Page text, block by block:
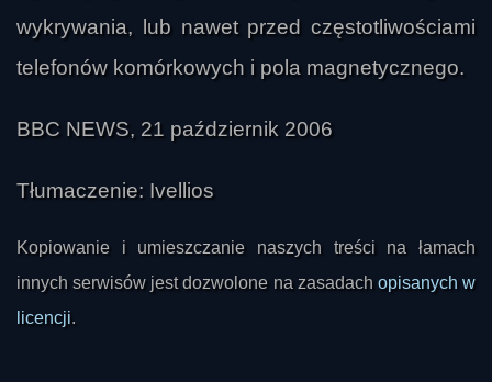
wykrywania, lub nawet przed częstotliwościami
telefonów komórkowych i pola magnetycznego.
BBC NEWS, 21 październik 2006
Tłumaczenie: Ivellios
Kopiowanie i umieszczanie naszych treści na łamach
innych serwisów jest dozwolone na zasadach opisanych w
licencji.